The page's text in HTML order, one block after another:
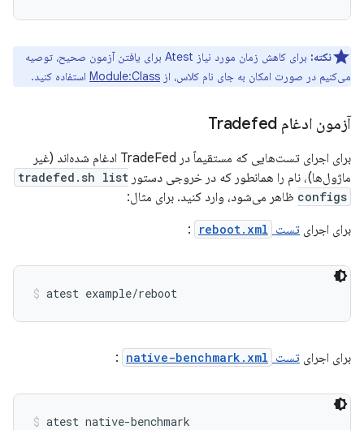
نکته:
برای کاهش زمان مورد نیاز Atest برای یافتن آزمون صحیح، توصیه
می‌کنیم در صورت امکان به جای نام کلاس، از Module:Class استفاده کنید.
آزمون ادغام Tradefed
برای اجرای تست‌هایی که مستقیماً در TradeFed ادغام شده‌اند (غیر
ماژول‌ها)، نام را همانطور که در خروجی دستور tradefed.sh list
configs ظاهر می‌شود، وارد کنید. برای مثال:
برای اجرای تست reboot.xml
:
atest example/reboot
برای اجرای تست native-benchmark.xml
:
atest native-benchmark